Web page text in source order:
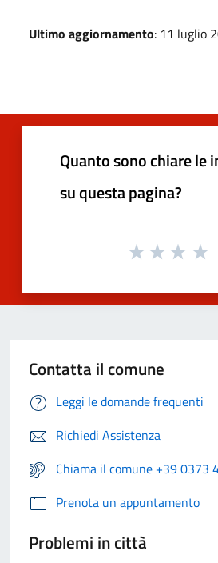
Ultimo aggiornamento: 11 luglio
Quanto sono chiare le
su questa pagina?
Contatta il comune
Leggi le domande frequenti
Richiedi Assistenza
Chiama il comune +39 0373
Prenota un appuntamento
Problemi in città